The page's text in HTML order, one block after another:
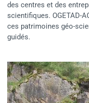
des centres et des
scientifiques. OGETAD-
ces patrimoines géo-
guidés.